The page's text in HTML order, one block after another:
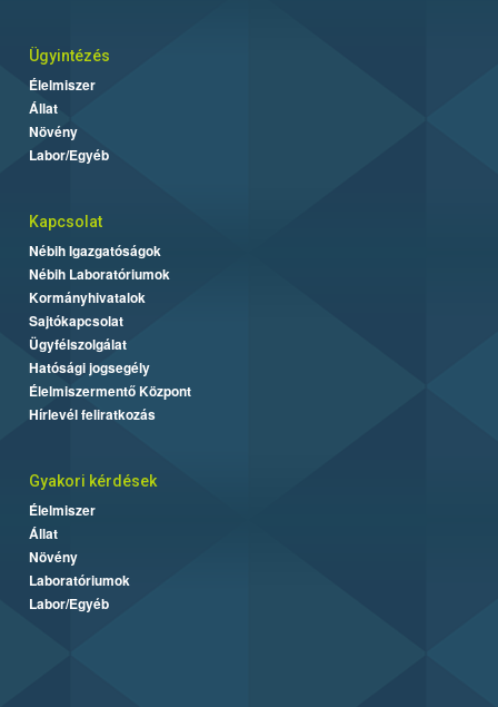
Ügyintézés
Élelmiszer
Állat
Növény
Labor/Egyéb
Kapcsolat
Nébih Igazgatóságok
Nébih Laboratóriumok
Kormányhivatalok
Sajtókapcsolat
Ügyfélszolgálat
Hatósági jogsegély
Élelmiszermentő Központ
Hírlevél feliratkozás
Gyakori kérdések
Élelmiszer
Állat
Növény
Laboratóriumok
Labor/Egyéb